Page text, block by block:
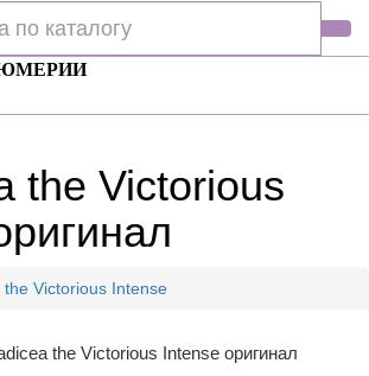
the Victorious
the Victorious Intense